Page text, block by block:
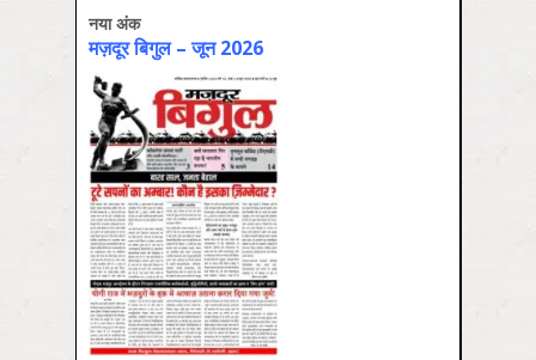
नया अंक
मज़दूर बिगुल – जून 2026